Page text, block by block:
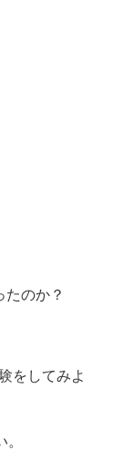
のか？
をしてみよ